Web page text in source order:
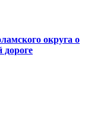
округа о
дороге